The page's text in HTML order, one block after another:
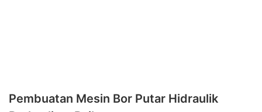
Pembuatan Mesin Bor Putar Hidraulik